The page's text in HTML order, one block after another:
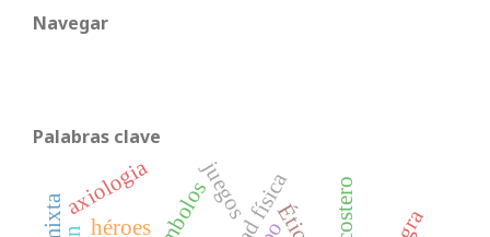
Navegar
Palabras clave
símbolos
héroes
axiologia juegos